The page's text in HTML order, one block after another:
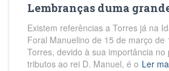
Lembranças duma
Existem referências a Torres já na
Foral Manuelino de 15 de março de
Torres, devido à sua importância no
tributos ao rei D. Manuel, é o Ler